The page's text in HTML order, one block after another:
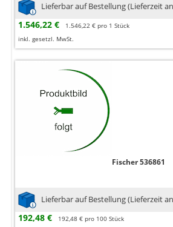
Lieferbar auf Bestellung (Lieferzeit
1.546,22 €
1.546,22 € pro 1 Stück
inkl. gesetzl. MwSt.
Fischer 536861
Lieferbar auf Bestellung (Lieferzeit
192,48 €
192,48 € pro 100 Stück